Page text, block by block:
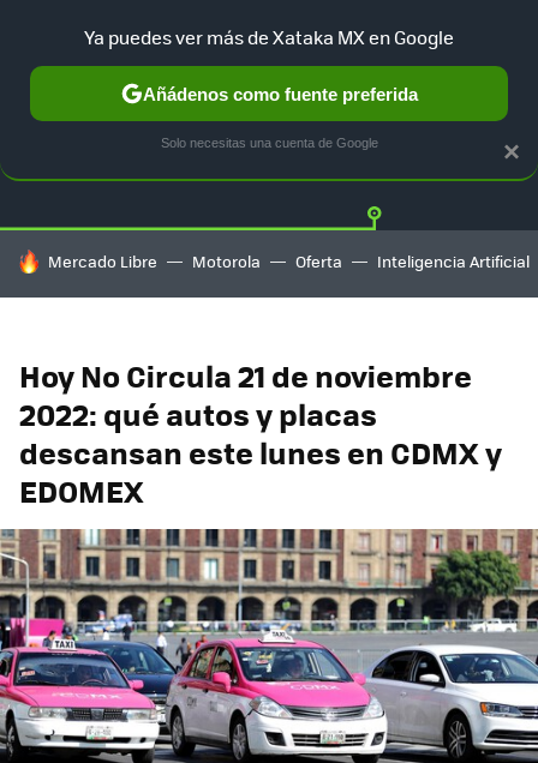
TESLA UBER AUTO ELECTRICO Twitter
HOY SE HABLA DE
Mercado Libre Motorola Oferta Inteligencia Artificial
Hoy No Circula 21 de noviembre
2022: qué autos y placas
descansan este lunes en CDMX y
EDOMEX
×
Ya puedes ver más de Xataka MX en Google
Añádenos como fuente preferida
Solo necesitas una cuenta de Google